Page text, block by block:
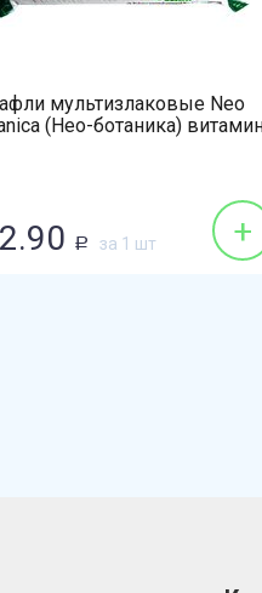
мультизлаковые Neo
(Нео-ботаника)
Р за 1 шт +